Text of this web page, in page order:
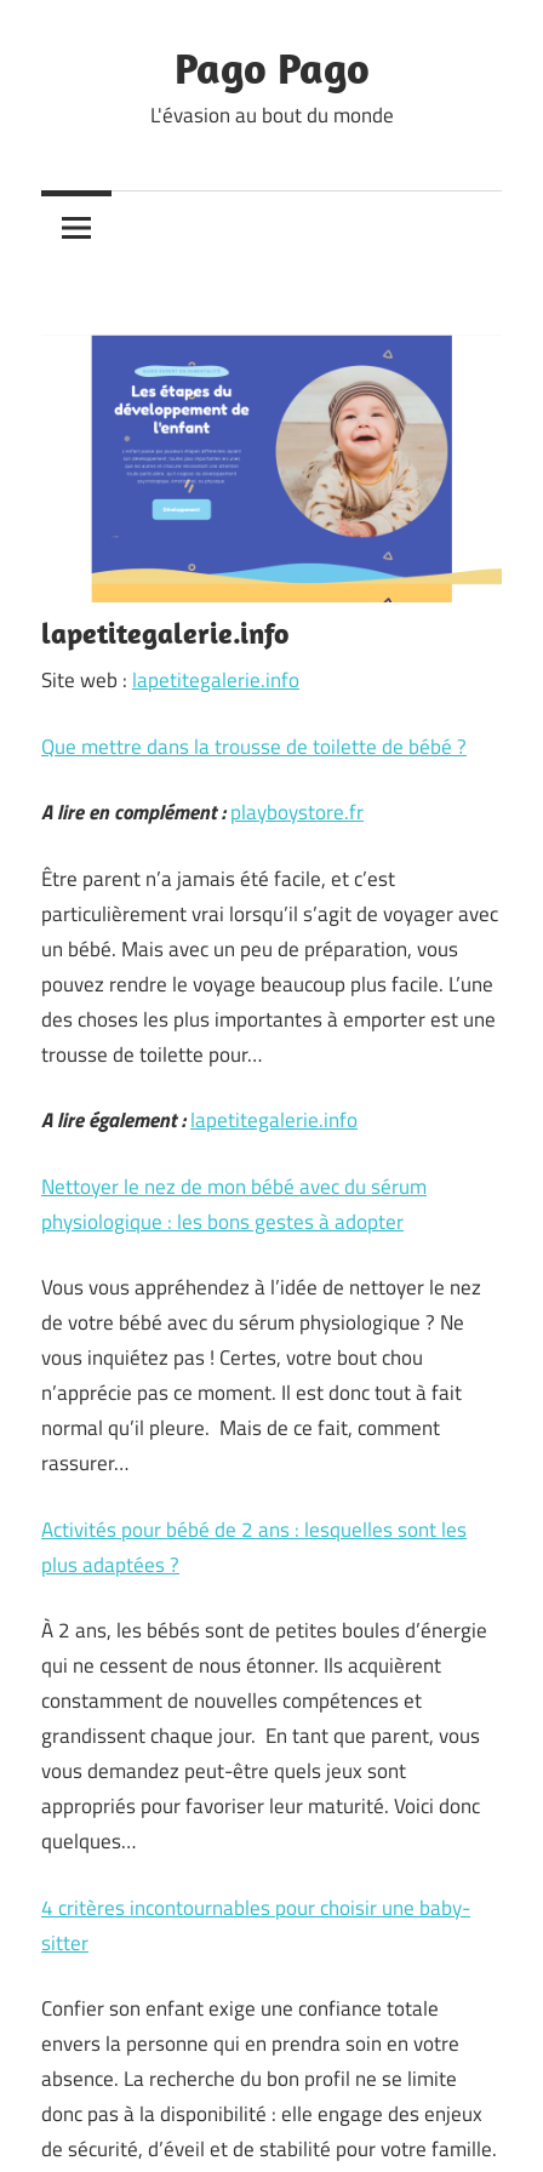
Pago Pago
L'évasion au bout du monde
lapetitegalerie.info
Site web : lapetitegalerie.info
Que mettre dans la trousse de toilette de bébé ?
A lire en complément :playboystore.fr
Être parent n’a jamais été facile, et c’est
particulièrement vrai lorsqu’il s’agit de voyager avec
un bébé. Mais avec un peu de préparation, vous
pouvez rendre le voyage beaucoup plus facile. L’une
des choses les plus importantes à emporter est une
trousse de toilette pour…
A lire également :lapetitegalerie.info
Nettoyer le nez de mon bébé avec du sérum
physiologique : les bons gestes à adopter
Vous vous appréhendez à l’idée de nettoyer le nez
de votre bébé avec du sérum physiologique ? Ne
vous inquiétez pas ! Certes, votre bout chou
n’apprécie pas ce moment. Il est donc tout à fait
normal qu’il pleure. Mais de ce fait, comment
rassurer…
Activités pour bébé de 2 ans : lesquelles sont les
plus adaptées ?
À 2 ans, les bébés sont de petites boules d’énergie
qui ne cessent de nous étonner. Ils acquièrent
constamment de nouvelles compétences et
grandissent chaque jour. En tant que parent, vous
vous demandez peut-être quels jeux sont
appropriés pour favoriser leur maturité. Voici donc
quelques…
4 critères incontournables pour choisir une baby-
sitter
Confier son enfant exige une confiance totale
envers la personne qui en prendra soin en votre
absence. La recherche du bon profil ne se limite
donc pas à la disponibilité : elle engage des enjeux
de sécurité, d’éveil et de stabilité pour votre famille.